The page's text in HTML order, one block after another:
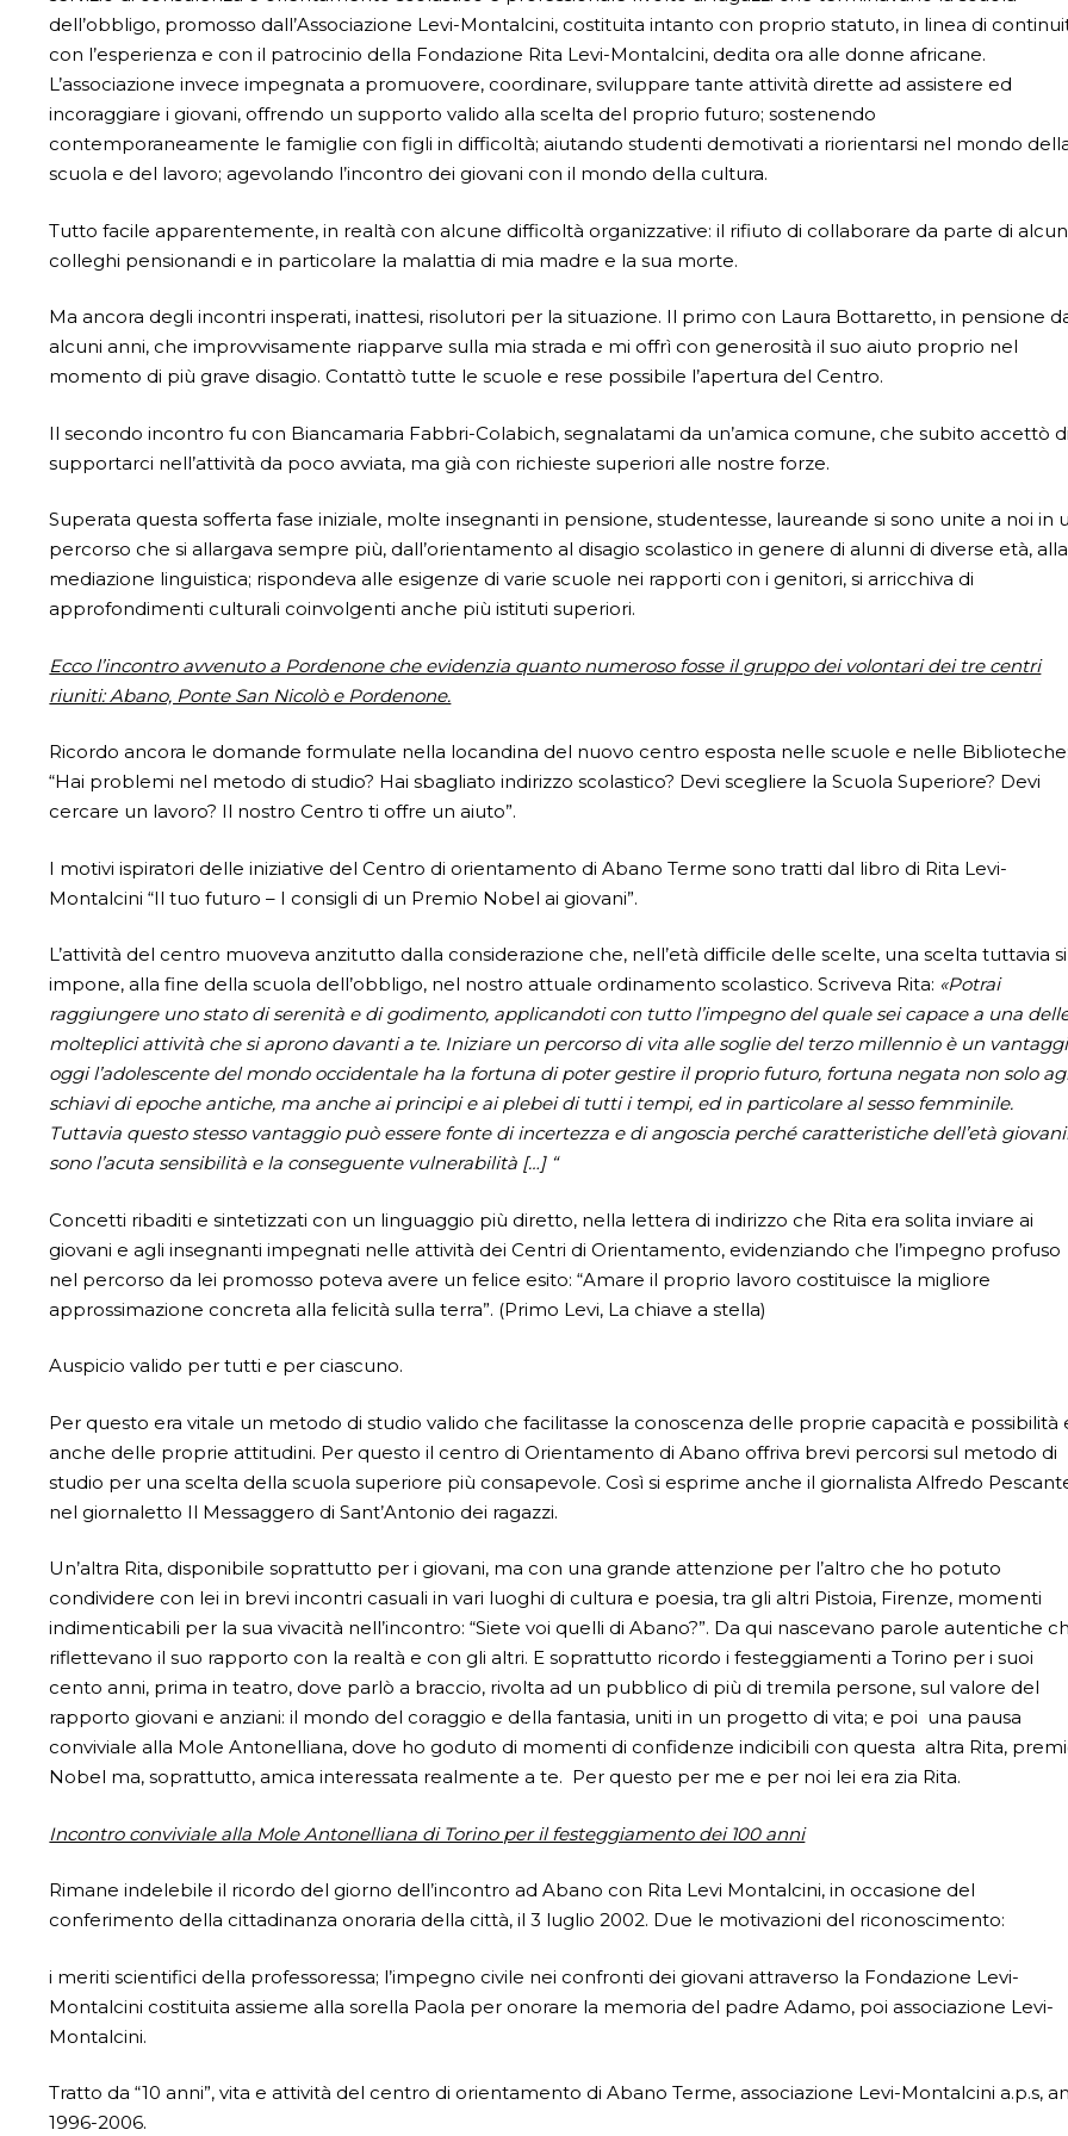
dell’obbligo, promosso dall’Associazione Levi-Montalcini, costituita intanto con proprio statuto, in linea di
con l’esperienza e con il patrocinio della Fondazione Rita Levi-Montalcini, dedita ora alle donne africane.
L’associazione invece impegnata a promuovere, coordinare, sviluppare tante attività dirette ad assistere ed
incoraggiare i giovani, offrendo un supporto valido alla scelta del proprio futuro; sostenendo
contemporaneamente le famiglie con figli in difficoltà; aiutando studenti demotivati a riorientarsi nel mondo
scuola e del lavoro; agevolando l’incontro dei giovani con il mondo della cultura.
Tutto facile apparentemente, in realtà con alcune difficoltà organizzative: il ri­fiuto di collaborare da parte di
colleghi pensionandi e in particolare la malattia di mia madre e la sua morte.
Ma ancora degli incontri insperati, inattesi, risolutori per la situazione. Il primo con Laura Bottaretto, in pensione
alcuni anni, che improvvisamente riapparve sulla mia strada e mi offrì con generosità il suo aiuto proprio nel
momento di più grave disagio. Contattò tutte le scuole e rese possibile l’apertura del Centro.
Il secondo incontro fu con Biancamaria Fabbri-Colabich, segnalatami da un’amica comune, che subito accettò di
supportarci nell’attività da poco av­viata, ma già con richieste superiori alle nostre forze.
Superata questa sofferta fase iniziale, molte insegnanti in pensione, studen­tesse, laureande si sono unite a noi in
percorso che si allargava sempre più, dall’orientamento al disagio scolastico in genere di alunni di diverse età, alla
me­diazione linguistica; rispondeva alle esigenze di varie scuole nei rapporti con i ge­nitori, si arricchiva di
approfondimenti culturali coinvolgenti anche più istituti superiori.
Ecco l’incontro avvenuto a Pordenone che evidenzia quanto numeroso fosse il gruppo dei volontari dei tre centri
riuniti: Abano, Ponte San Nicolò e Pordenone.
Ricordo ancora le domande formulate nella locandina del nuovo centro esposta nelle scuole e nelle Biblioteche:
“Hai problemi nel metodo di studio? Hai sbagliato indirizzo scolastico? Devi scegliere la Scuola Superiore? Devi
cercare un lavoro? Il nostro Centro ti offre un aiuto”.
I motivi ispiratori delle iniziative del Centro di orientamento di Abano Terme sono tratti dal libro di Rita Levi-
Montalcini “Il tuo futuro – I consigli di un Premio Nobel ai giovani”.
L’attività del centro muoveva anzitutto dalla considerazione che, nell’età diffi­cile delle scelte, una scelta tuttavia si
impone, alla fine della scuola dell’obbligo, nel nostro attuale ordinamento scolastico. Scriveva Rita: «Potrai
raggiungere uno stato di serenità e di godimento, applicandoti con tutto l’impegno del quale sei capace a una
molte­plici attività che si aprono davanti a te. Iniziare un percorso di vita alle soglie del terzo millennio è un
oggi l’adolescente del mondo occidentale ha la fortuna di poter gestire il proprio futuro, fortuna negata non solo
schiavi di epoche antiche, ma anche ai principi e ai plebei di tutti i tempi, ed in particolare al sesso femminile.
Tuttavia que­sto stesso vantaggio può essere fonte di incertezza e di angoscia perché caratteristiche dell’età
sono l’acuta sensibilità e la conseguente vulnerabilità […] “
Concetti ribaditi e sintetizzati con un linguaggio più diretto, nella lettera di indirizzo che Rita era solita inviare ai
giovani e agli insegnanti impegnati nelle attività dei Centri di Orientamento, evidenziando che l’impegno profuso
nel percorso da lei promosso poteva avere un felice esito: “Amare il proprio lavoro costituisce la migliore
approssimazione concreta alla felicità sulla terra”. (Primo Levi, La chiave a stella)
Auspicio valido per tutti e per ciascuno.
Per questo era vitale un metodo di studio valido che facilitasse la conoscenza delle proprie capacità e possibilità
anche delle proprie attitudini. Per questo il centro di Orientamento di Abano offriva brevi percorsi sul metodo di
studio per una scelta della scuola superiore più consapevole. Così si esprime anche il giornalista Alfredo
nel giornaletto Il Messaggero di Sant’Antonio dei ragazzi.
Un’altra Rita, disponibile soprattutto per i giovani, ma con una grande attenzione per l’altro che ho potuto
condividere con lei in brevi incontri casuali in vari luoghi di cultura e poesia, tra gli altri Pistoia, Firenze, momenti
indimenticabili per la sua vivacità nell’incontro: “Siete voi quelli di Abano?”. Da qui nascevano parole autentiche
riflettevano il suo rapporto con la realtà e con gli altri. E soprattutto ricordo i festeggiamenti a Torino per i suoi
cento anni, prima in teatro, dove parlò a braccio, rivolta ad un pubblico di più di tremila persone, sul valore del
rapporto giovani e anziani: il mondo del coraggio e della fantasia, uniti in un progetto di vita; e poi una pausa
conviviale alla Mole Antonelliana, dove ho goduto di momenti di confidenze indicibili con questa altra Rita,
Nobel ma, soprattutto, amica interessata realmente a te. Per questo per me e per noi lei era zia Rita.
Incontro conviviale alla Mole Antonelliana di Torino per il festeggiamento dei 100 anni
Rimane indelebile il ricordo del giorno dell’incontro ad Abano con Rita Levi Montalcini, in occasione del
conferimento della cittadinanza onoraria della città, il 3 luglio 2002. Due le motivazioni del riconoscimento:
i meriti scientifici della professoressa; l’impegno civile nei confronti dei giovani attraverso la Fondazione Levi-
Montalcini costituita assieme alla sorella Paola per onorare la memoria del padre Adamo, poi associazione Levi-
Montalcini.
Tratto da “10 anni”, vita e attività del centro di orientamento di Abano Terme, associazione Levi-Montalcini a.p.s,
1996-2006.